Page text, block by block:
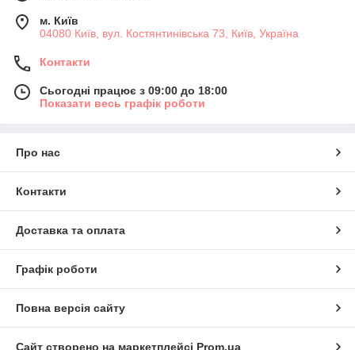
м. Київ
04080 Київ, вул. Костянтинівська 73, Київ, Україна
Контакти
Сьогодні працює з 09:00 до 18:00
Показати весь графік роботи
Про нас
Контакти
Доставка та оплата
Графік роботи
Повна версія сайту
Сайт створено на маркетплейсі Prom.ua